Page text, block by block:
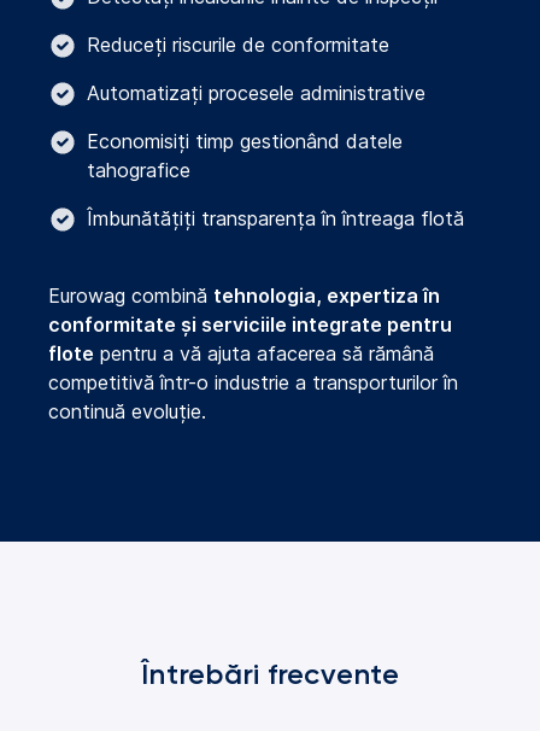
Reduceți riscurile de conformitate
Automatizați procesele administrative
Economisiți timp gestionând datele
tahografice
Îmbunătățiți transparența în întreaga flotă
Eurowag combină tehnologia, expertiza în
conformitate și serviciile integrate pentru
flote pentru a vă ajuta afacerea să rămână
competitivă într-o industrie a transporturilor în
continuă evoluție.
Întrebări frecvente